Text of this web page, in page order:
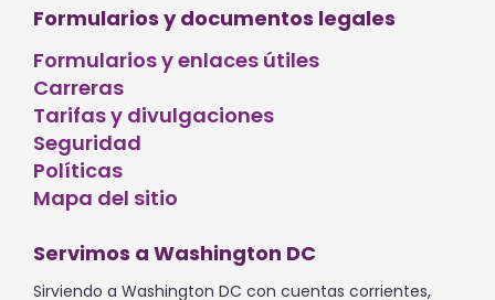
Formularios y documentos legales
Formularios y enlaces útiles
Carreras
Tarifas y divulgaciones
Seguridad
Políticas
Mapa del sitio
Servimos a Washington DC
Sirviendo a Washington DC con cuentas corrientes,